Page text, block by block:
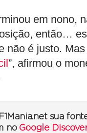
em nono,
então…
não é justo.
”, afirmou o
sua
no Google Discover